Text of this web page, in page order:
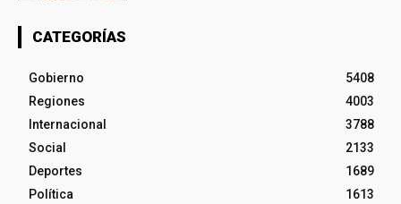
CATEGORÍAS
Gobierno
5408
Regiones
4003
Internacional
3788
Social
2133
Deportes
1689
Política
1613